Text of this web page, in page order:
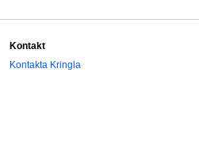
Kontakt
Kontakta Kringla